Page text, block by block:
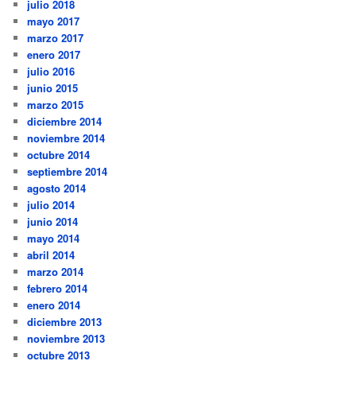
julio 2018
mayo 2017
marzo 2017
enero 2017
julio 2016
junio 2015
marzo 2015
diciembre 2014
noviembre 2014
octubre 2014
septiembre 2014
agosto 2014
julio 2014
junio 2014
mayo 2014
abril 2014
marzo 2014
febrero 2014
enero 2014
diciembre 2013
noviembre 2013
octubre 2013